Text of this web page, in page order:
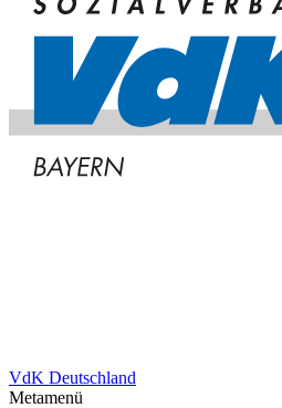
VdK Deutschland
Metamenü